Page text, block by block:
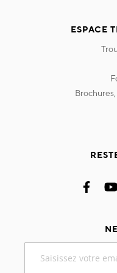
ESPACE